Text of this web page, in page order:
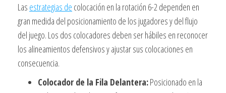
Las estrategias de colocación en la rotación 6-2 dependen en
gran medida del posicionamiento de los jugadores y del flujo
del juego. Los dos colocadores deben ser hábiles en reconocer
los alineamientos defensivos y ajustar sus colocaciones en
consecuencia.
Colocador de la Fila Delantera:Posicionado en la